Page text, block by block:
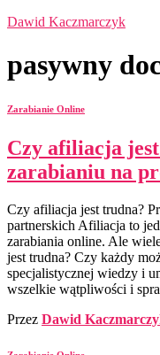
Dawid Kaczmarczyk
pasywny
Zarabianie Online
Czy afiliacja
zarabianiu na
Czy afiliacja jest trudna?
partnerskich Afiliacja to
zarabiania online. Ale
jest trudna? Czy każdy
specjalistycznej wiedzy i
wszelkie wątpliwości i
Przez Dawid